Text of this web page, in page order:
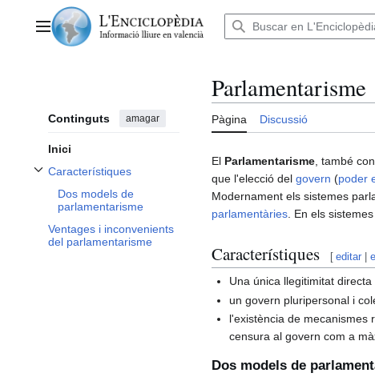
contingutMenú principal
Continguts amagar
Inici
Característiques
Alternar subsecció Característiques
Dos models de
parlamentarisme
Ventages i inconvenients
del parlamentarisme
Parlamentarisme
Pàgina Discussió
El Parlamentarisme , també
que l'elecció del govern (poder
Modernament els sistemes
parlamentàries . En els
Característiques [ editar |
Una única llegitimitat
un govern pluripersonal i
l'existència de mecanismes
censura al govern com a
Dos models de